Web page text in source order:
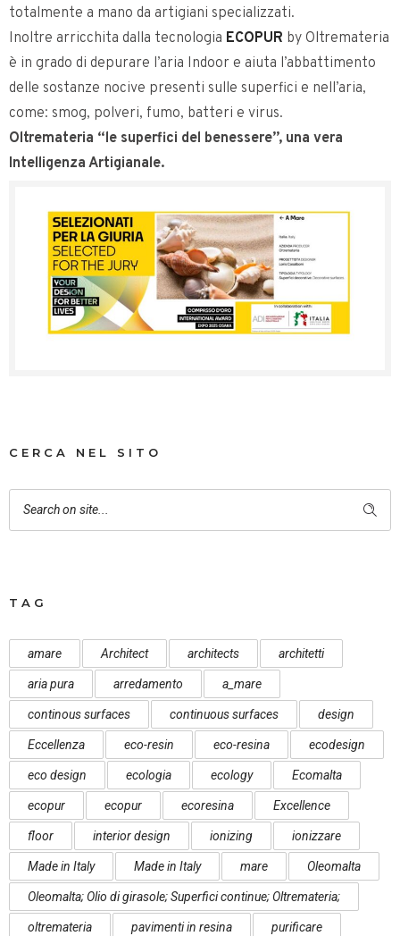
totalmente a mano da artigiani specializzati.
Inoltre arricchita dalla tecnologia ECOPUR by Oltremateria
è in grado di depurare l’aria Indoor e aiuta l’abbattimento
delle sostanze nocive presenti sulle superfici e nell’aria,
come: smog, polveri, fumo, batteri e virus.
Oltremateria “le superfici del benessere”, una vera
Intelligenza Artigianale.
CERCA NEL SITO
TAG
amare Architect architects architetti
aria pura arredamento a_mare
continous surfaces continuous surfaces design
Eccellenza eco-resin eco-resina ecodesign
eco design ecologia ecology Ecomalta
ecopur ecopur ecoresina Excellence
floor interior design ionizing ionizzare
Made in Italy Made in Italy mare Oleomalta
Oleomalta; Olio di girasole; Superfici continue; Oltremateria;
oltremateria pavimenti in resina purificare